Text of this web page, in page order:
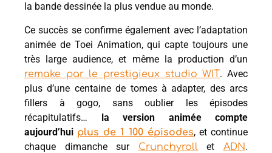
la bande dessinée la plus vendue au monde.
Ce succès se confirme également avec l’adaptation
animée de Toei Animation, qui capte toujours une
très large audience, et même la production d’un
remake par le prestigieux studio WIT. Avec
plus d’une centaine de tomes à adapter, des arcs
fillers à gogo, sans oublier les épisodes
récapitulatifs… la version animée compte
aujourd’hui plus de 1 100 épisodes, et continue
chaque dimanche sur CrunchyrolletADN.